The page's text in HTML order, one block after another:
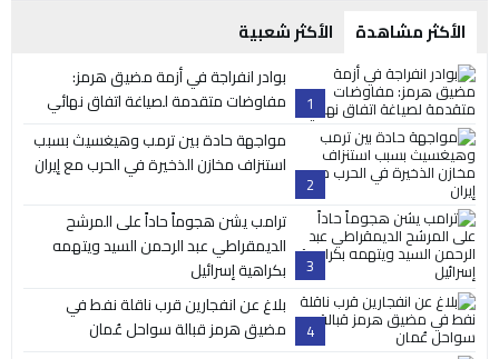
الأكثر مشاهدة الأكثر شعبية
1
بوادر انفراجة في أزمة مضيق هرمز:
مفاوضات متقدمة لصياغة اتفاق نهائي
2
مواجهة حادة بين ترمب وهيغسيث بسبب
استنزاف مخازن الذخيرة في الحرب مع إيران
3
ترامب يشن هجوماً حاداً على المرشح
الديمقراطي عبد الرحمن السيد ويتهمه
بكراهية إسرائيل
4
بلاغ عن انفجارين قرب ناقلة نفط في
مضيق هرمز قبالة سواحل عُمان